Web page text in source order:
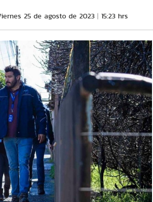
25 de agosto de 2023 15:23 hrs